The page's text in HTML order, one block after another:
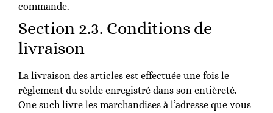
commande.
Section 2.3. Conditions de
livraison
La livraison des articles est effectuée une fois le
règlement du solde enregistré dans son entièreté.
One such livre les marchandises à l’adresse que vous